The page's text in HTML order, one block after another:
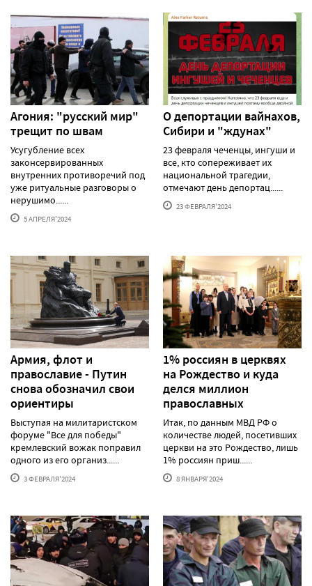
Агония: "русский мир"
трещит по швам
Усугубление всех
законсервированных
внутренних противоречий под
уже ритуальные разговоры о
нерушимо......
5 АПРЕЛЯ'2024
О депортации вайнахов,
Сибири и "ждунах"
23 февраля чеченцы, ингуши и
все, кто сопереживает их
национальной трагедии,
отмечают день депортац......
23 ФЕВРАЛЯ'2024
Армия, флот и
православие - Путин
снова обозначил свои
ориентиры
Выступая на милитаристском
форуме "Все для победы"
кремлевский вожак поправил
одного из его организ......
3 ФЕВРАЛЯ'2024
1% россиян в церквях
на Рождество и куда
делся миллион
православных
Итак, по данным МВД РФ о
количестве людей, посетивших
церкви на это Рождество, лишь
1% россиян приш......
8 ЯНВАРЯ'2024